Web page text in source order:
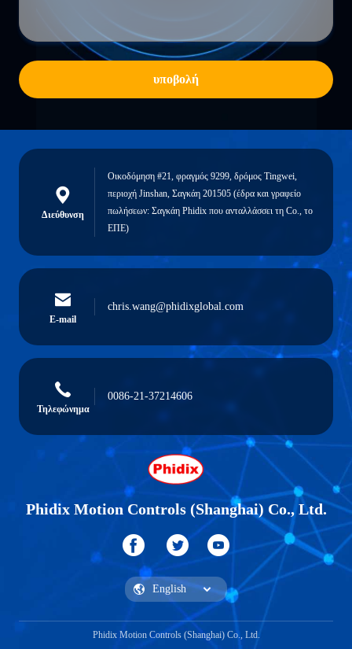
υποβολή
Διεύθυνση
Οικοδόμηση #21, φραγμός 9299, δρόμος Tingwei,
περιοχή Jinshan, Σαγκάη 201505 (έδρα και γραφείο
πωλήσεων: Σαγκάη Phidix που ανταλλάσσει τη Co., το
ΕΠΕ)
E-mail
chris.wang@phidixglobal.com
Τηλεφώνημα
0086-21-37214606
Phidix Motion Controls (Shanghai) Co., Ltd.
Phidix Motion Controls (Shanghai) Co., Ltd.